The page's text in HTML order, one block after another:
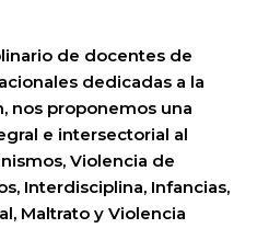
de docentes de
dedicadas a la
nos proponemos una
e intersectorial al
Violencia de
Interdisciplina, Infancias,
Maltrato y Violencia